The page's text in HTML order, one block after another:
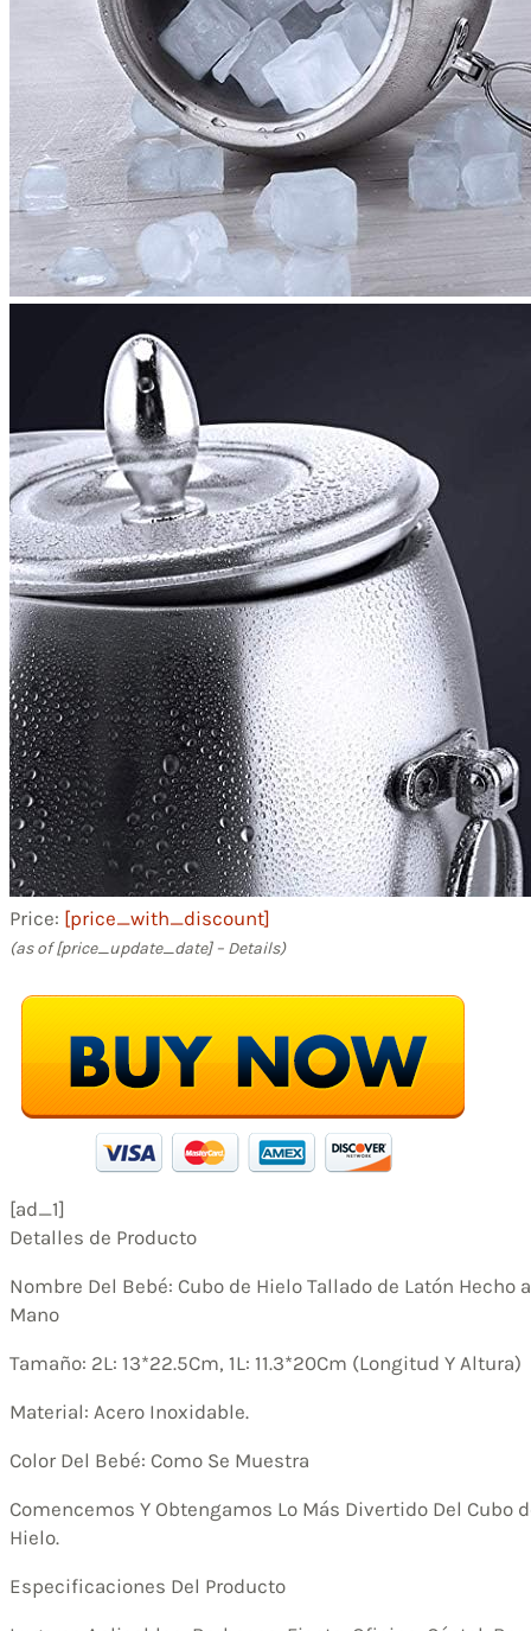
Price: [price_with_discount]
(as of [price_update_date] – Details)
[ad_1]
Detalles de Producto
Nombre Del Bebé: Cubo de Hielo Tallado de Latón Hecho a
Mano
Tamaño: 2L: 13*22.5Cm, 1L: 11.3*20Cm (Longitud Y Altura)
Material: Acero Inoxidable.
Color Del Bebé: Como Se Muestra
Comencemos Y Obtengamos Lo Más Divertido Del Cubo
Hielo.
Especificaciones Del Producto